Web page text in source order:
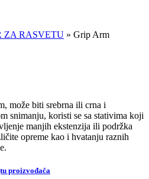
ZA RASVETU » Grip Arm
može biti srebrna ili crna i
snimanju, koristi se sa stativima koji
manjih ekstenzija ili podržka
opreme kao i hvatanju raznih
proizvođača